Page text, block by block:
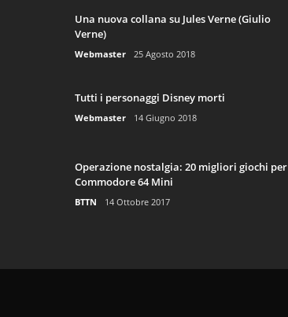
Una nuova collana su Jules Verne (Giulio
Verne)
Webmaster 25 Agosto 2018
Tutti i personaggi Disney morti
Webmaster 14 Giugno 2018
Operazione nostalgia: 20 migliori giochi per
Commodore 64 Mini
BTTN 14 Ottobre 2017